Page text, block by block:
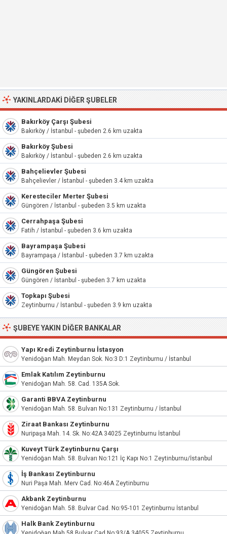
YAKINLARDAKI DIĞER ŞUBELER
Bakırköy Çarşı Şubesi
Bakırköy / İstanbul - şubeden 2.6 km uzakta
Bakırköy Şubesi
Bakırköy / İstanbul - şubeden 2.6 km uzakta
Bahçelievler Şubesi
Bahçelievler / İstanbul - şubeden 3.4 km uzakta
Keresteciler Merter Şubesi
Güngören / İstanbul - şubeden 3.5 km uzakta
Cerrahpaşa Şubesi
Fatih / İstanbul - şubeden 3.6 km uzakta
Bayrampaşa Şubesi
Bayrampaşa / İstanbul - şubeden 3.7 km uzakta
Güngören Şubesi
Güngören / İstanbul - şubeden 3.7 km uzakta
Topkapı Şubesi
Zeytinburnu / İstanbul - şubeden 3.9 km uzakta
ŞUBEYE YAKIN DIĞER BANKALAR
Yapı Kredi Zeytinburnu İstasyon
Yenidoğan Mah. Meydan Sok. No:3 D:1 Zeytinburnu / İstanbul
Emlak Katılım Zeytinburnu
Yenidoğan Mah. 58. Cad. 135A Sok.
Garanti BBVA Zeytinburnu
Yenidoğan Mah. 58. Bulvarı No:131 Zeytinburnu / İstanbul
Ziraat Bankası Zeytinburnu
Nuripaşa Mah. 14. Sk. No:42A 34025 Zeytinburnu İstanbul
Kuveyt Türk Zeytinburnu Çarşı
Yenidoğan Mah. 58. Bulvarı No:121 İç Kapı No:1 Zeytinburnu/İstanbul
İş Bankası Zeytinburnu
Nuri Paşa Mah. Merv Cad. No:46A Zeytinburnu
Akbank Zeytinburnu
Yenidoğan Mah. 58. Bulvar Cad. No:95-101 Zeytinburnu İstanbul
Halk Bank Zeytinburnu